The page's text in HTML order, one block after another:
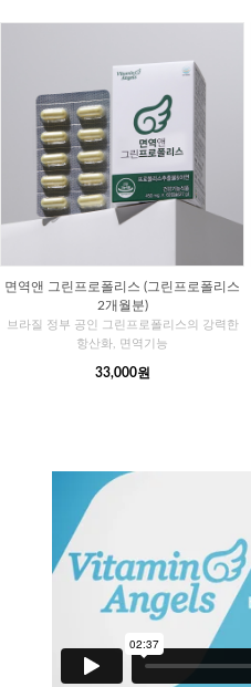
면역앤 그린프로폴리스 (그린프로폴리스
2개월분)
브라질 정부 공인 그린프로폴리스의 강력한
항산화, 면역기능
33,000원